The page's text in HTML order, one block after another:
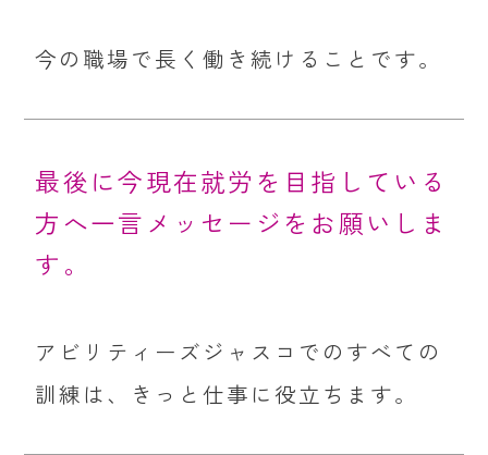
今の職場で長く働き続けることです。
最後に今現在就労を目指している
方へ一言メッセージをお願いしま
す。
アビリティーズジャスコでのすべての
訓練は、きっと仕事に役立ちます。